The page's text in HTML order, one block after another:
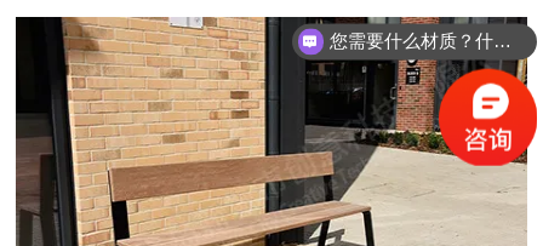
您需要什么材质？什么规格的？